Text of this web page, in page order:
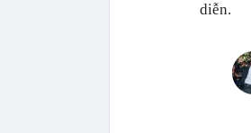
diễn.